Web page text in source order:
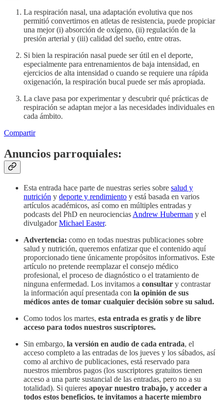
La respiración nasal, una adaptación evolutiva que nos
permitió convertirnos en atletas de resistencia, puede propiciar
una mejor (i) absorción de oxígeno, (ii) regulación de la
presión arterial y (iii) calidad del sueño, entre otras.
Si bien la respiración nasal puede ser útil en el deporte,
especialmente para entrenamientos de baja intensidad, en
ejercicios de alta intensidad o cuando se requiere una rápida
oxigenación, la respiración bucal puede ser más apropiada.
La clave pasa por experimentar y descubrir qué prácticas de
respiración se adaptan mejor a las necesidades individuales en
cada ámbito.
Compartir
Anuncios parroquiales:
Esta entrada hace parte de nuestras series sobre salud y
nutrición y deporte y rendimiento y está basada en varios
artículos académicos, así como en múltiples entradas y
podcasts del PhD en neurociencias Andrew Huberman y el
divulgadorMichael Easter.
Advertencia: como en todas nuestras publicaciones sobre
salud y nutrición, queremos enfatizar que el contenido aquí
proporcionado tiene únicamente propósitos informativos. Este
artículo no pretende reemplazar el consejo médico
profesional, el proceso de diagnóstico o el tratamiento de
ninguna enfermedad. Los invitamos a consultar y contrastar
la información aquí presentada con la opinión de sus
médicos antes de tomar cualquier decisión sobre su salud.
Como todos los martes, esta entrada es gratis y de libre
acceso para todos nuestros suscriptores.
Sin embargo, la versión en audio de cada entrada, el
acceso completo a las entradas de los jueves y los sábados, así
como al archivo de publicaciones, está reservado para
nuestros miembros pagos (los suscriptores gratuitos tienen
acceso a una parte sustancial de las entradas, pero no a su
totalidad). Si quieres apoyar nuestro trabajo, y acceder a
todos estos beneficios, te invitamos a hacerte miembro